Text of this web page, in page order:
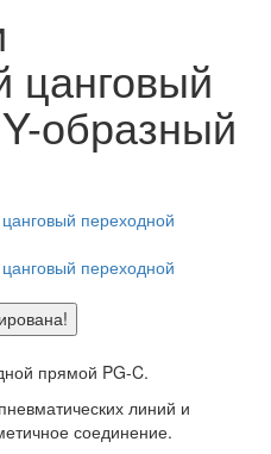
цанговый
образный
прямой PG-C.
линий и
соединение.